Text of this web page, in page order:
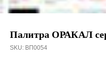
Палитра ОРАКАЛ
SKU: ВП0054